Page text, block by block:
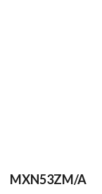
MXN53ZM/A